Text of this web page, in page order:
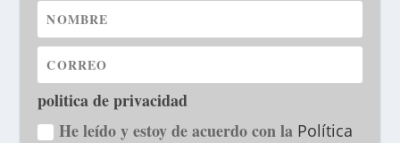
politica de privacidad
He leído y estoy de acuerdo con la Política